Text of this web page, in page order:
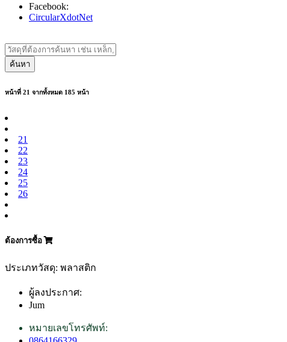
Facebook:
CircularXdotNet
ค้นหา
หน้าที่ 21 จากทั้งหมด 185 หน้า
21
22
23
24
25
26
ต้องการซื้อ
ประเภทวัสดุ: พลาสติก
ผู้ลงประกาศ:
Jum
หมายเลขโทรศัพท์: